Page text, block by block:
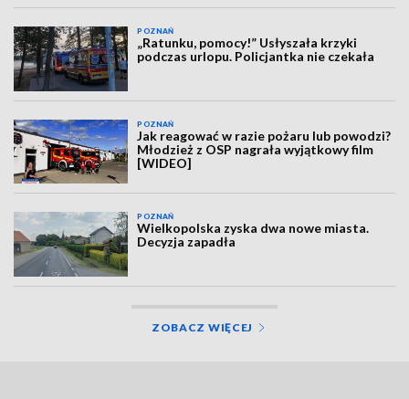
POZNAŃ
„Ratunku, pomocy!” Usłyszała krzyki
podczas urlopu. Policjantka nie czekała
POZNAŃ
Jak reagować w razie pożaru lub powodzi?
Młodzież z OSP nagrała wyjątkowy film
[WIDEO]
POZNAŃ
Wielkopolska zyska dwa nowe miasta.
Decyzja zapadła
ZOBACZ WIĘCEJ